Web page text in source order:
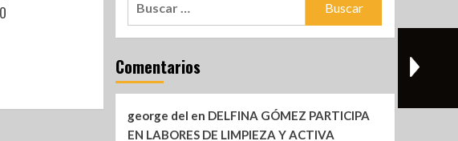
Comentarios
george del en DELFINA GÓMEZ PARTICIPA
EN LABORES DE LIMPIEZA Y ACTIVA